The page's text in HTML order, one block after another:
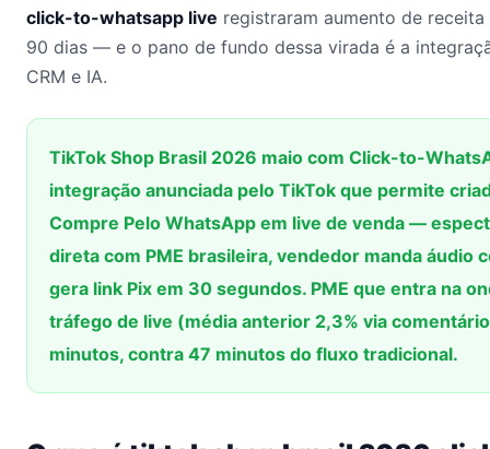
click-to-whatsapp live registraram aumento de
90 dias — e o pano de fundo dessa virada é a
CRM e IA.
TikTok Shop Brasil 2026 maio com Click-to-
integração anunciada pelo TikTok que permite
Compre Pelo WhatsApp em live de venda —
direta com PME brasileira, vendedor manda áudio
gera link Pix em 30 segundos. PME que entra na
tráfego de live (média anterior 2,3% via
minutos, contra 47 minutos do fluxo tradicional.